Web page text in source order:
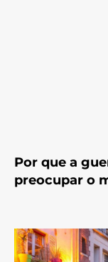
Por que a
preocupar o